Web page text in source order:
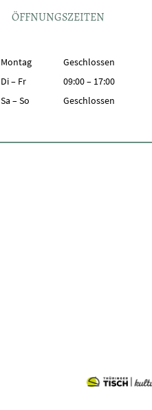
ÖFFNUNGSZEITEN
Montag
Geschlossen
Di– Fr 09:00– 17:00
Sa –So Geschlossen